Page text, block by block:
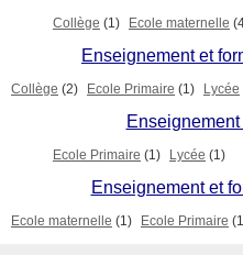
Collège (1) Ecole maternelle
Enseignement et
Collège (2) Ecole Primaire (1) Lycée
Ecole Primaire (1) Lycée (1)
Enseignement et
Ecole maternelle (1) Ecole Primaire